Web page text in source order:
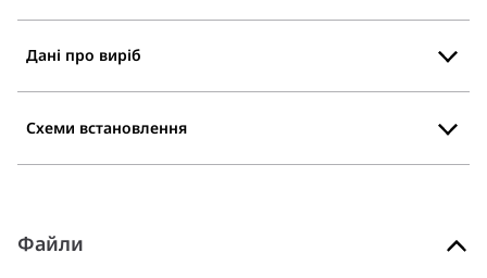
Дані про виріб
Схеми встановлення
Файли